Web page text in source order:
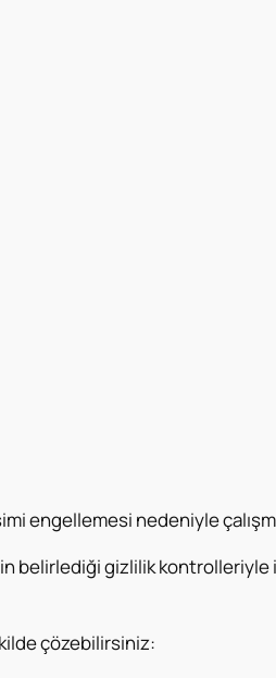
engellemesi nedeniyle
belirlediği gizlilik kontrolleriyle
çözebilirsiniz: